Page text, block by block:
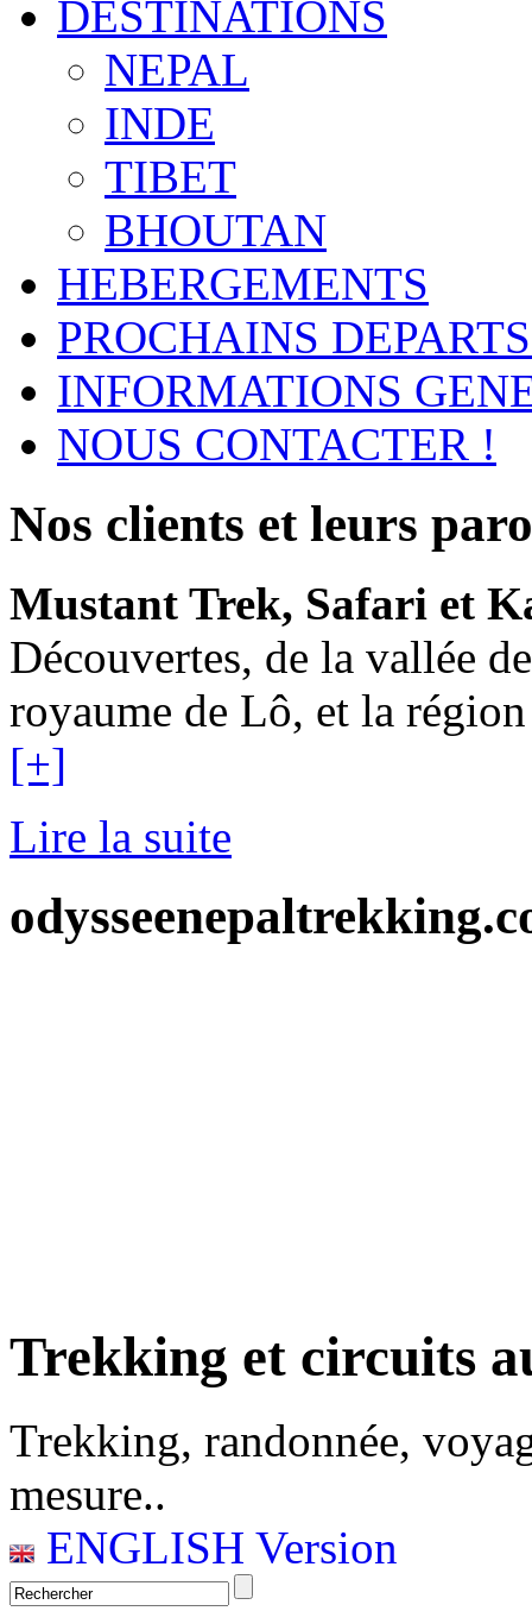
DESTINATIONS
NEPAL
INDE
TIBET
BHOUTAN
HEBERGEMENTS
PROCHAINS
INFORMATIONS
NOUS CONTACTER !
Nos clients et leurs
Mustant Trek, Safari et
Découvertes, de la vallée
royaume de Lô, et la
[+]
Lire la suite
Trekking et circuits
Trekking, randonnée,
mesure..
ENGLISH Version